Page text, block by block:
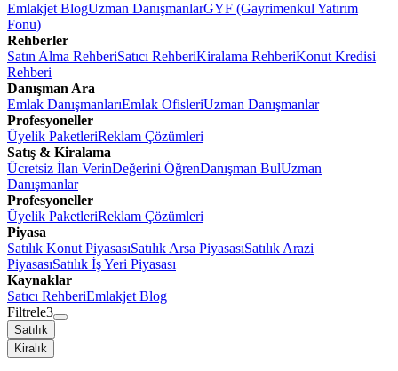
Emlakjet BlogUzman DanışmanlarGYF (Gayrimenkul Yatırım
Fonu)
Rehberler
Satın Alma RehberiSatıcı RehberiKiralama RehberiKonut Kredisi
Rehberi
Danışman Ara
Emlak DanışmanlarıEmlak OfisleriUzman Danışmanlar
Profesyoneller
Üyelik PaketleriReklam Çözümleri
Satış & Kiralama
Ücretsiz İlan VerinDeğerini ÖğrenDanışman BulUzman
Danışmanlar
Profesyoneller
Üyelik PaketleriReklam Çözümleri
Piyasa
Satılık Konut PiyasasıSatılık Arsa PiyasasıSatılık Arazi
PiyasasıSatılık İş Yeri Piyasası
Kaynaklar
Satıcı RehberiEmlakjet Blog
Filtrele3
Satılık
Kiralık